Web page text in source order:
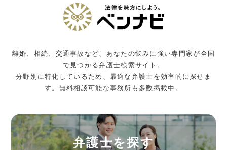
離婚、相続、交通事故など、あなたの悩みに強い専門家が全国
で見つかる弁護士検索サイト。
分野別に特化しているため、最適な弁護士を効率的に探せま
す。無料相談可能な事務所も多数掲載中。
弁護士を探す